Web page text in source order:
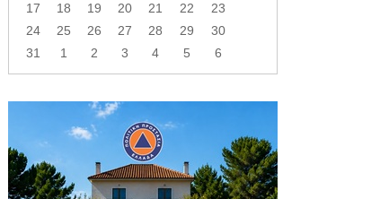
17
18 19 20 21 22
23
24
25 26 27 28 29
30
31
1 2 3 4 5 6